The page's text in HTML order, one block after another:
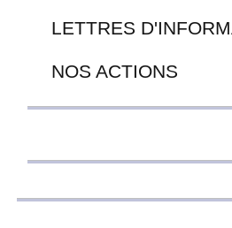
LETTRES
NOS ACTIONS